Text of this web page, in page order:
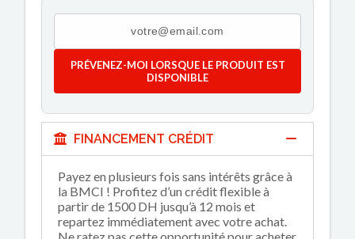
PRÉVENEZ-MOI LORSQUE LE PRODUIT EST
DISPONIBLE
FINANCEMENT CRÉDIT
Payez en plusieurs fois sans intérêts grâce à
la BMCI ! Profitez d’un crédit flexible à
partir de 1500 DH jusqu’à 12 mois et
repartez immédiatement avec votre achat.